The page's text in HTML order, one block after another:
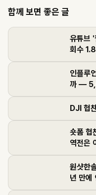
함께 보면 좋은 글
유튜브
회수
인플루
까 —
DJI 협
숏폼
역전은
원샷한
년 만에